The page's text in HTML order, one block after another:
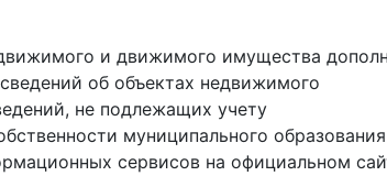
и движимого имущества
об объектах недвижимого
не подлежащих учету
муниципального
сервисов на официальном